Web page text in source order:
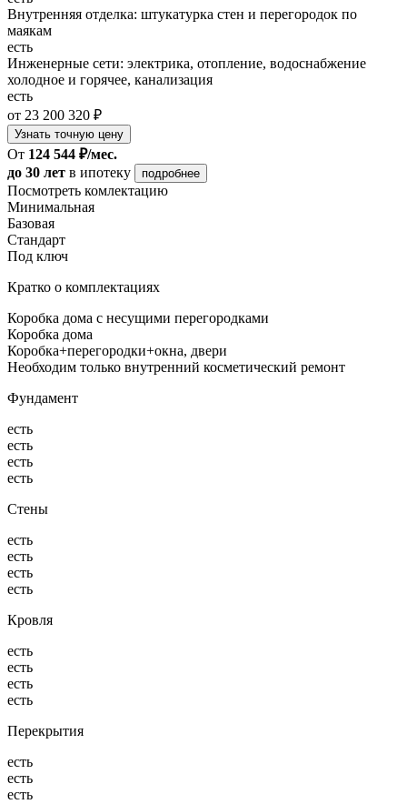
Внутренняя отделка: штукатурка стен и перегородок по
маякам
есть
Инженерные сети: электрика, отопление, водоснабжение
холодное и горячее, канализация
есть
от 23 200 320 ₽
Узнать точную цену
От 124 544 ₽/мес.
до 30 лет в ипотеку подробнее
Посмотреть комлектацию
Минимальная
Базовая
Стандарт
Под ключ
Кратко о комплектациях
Коробка дома с несущими перегородками
Коробка дома
Коробка+перегородки+окна, двери
Необходим только внутренний косметический ремонт
Фундамент
есть
есть
есть
есть
Стены
есть
есть
есть
есть
Кровля
есть
есть
есть
есть
Перекрытия
есть
есть
есть